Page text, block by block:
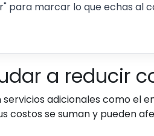
para marcar lo que echas al
a reducir
adicionales como el
costos se suman y pueden